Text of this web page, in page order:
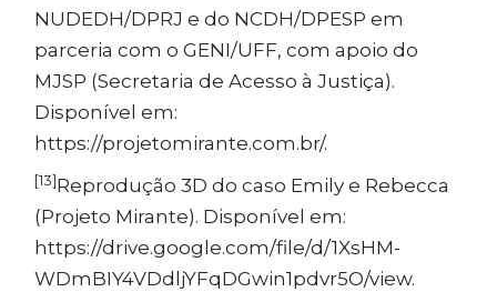
NUDEDH/DPRJ e do NCDH/DPESP em
parceria com o GENI/UFF, com apoio do
MJSP (Secretaria de Acesso à Justiça).
Disponível em:
https://projetomirante.com.br/.
[13]Reprodução 3D do caso Emily e Rebecca
(Projeto Mirante). Disponível em:
https://drive.google.com/file/d/1XsHM-
WDmBIY4VDdljYFqDGwin1pdvr5O/view.